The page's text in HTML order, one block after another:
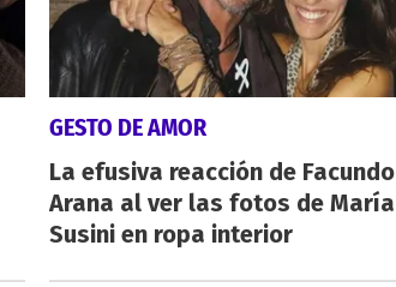
GESTO DE AMOR
La efusiva reacción de Facundo
Arana al ver las fotos de María
Susini en ropa interior